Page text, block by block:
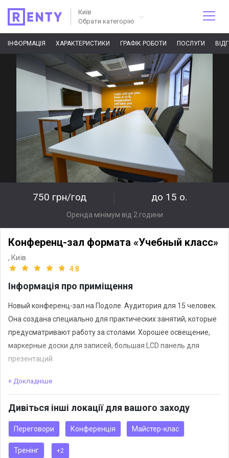
Київ
Обрати категорію
ІНФОРМАЦІЯ ХАРАКТЕРИСТИКИ ГРАФІК РОБОТИ ПОСЛУГИ
750 грн/год до 15 о.
Оренда мінімум від 2 години
Конференц-зал формата «Учебный класс»
, Київ
4.8
Інформація про приміщення
Новый конференц-зал на Подоле. Аудитория для 15 человек.
Она создана специально для практических занятий, которые
предусматривают работу за столами. Хорошее освещение,
маркерные доски для записей, большая LCD панель для
презентаций.
Преимущества:
-Кофе, чай и вода.
-LCD панель 65", кликер.
-TV-приставка Xiaomi Mi box 3
-Wi-Fi/LAN, надежный даже в пиковые часы.
+ Докладніше
Дивіться інші локації для вашого заходу
Переговори Конференція Майстер-клас
Тренінг +2